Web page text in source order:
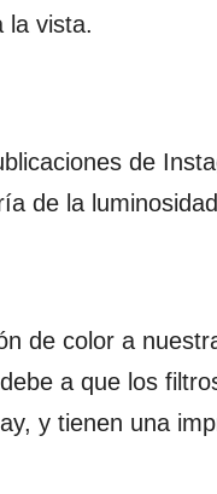
la vista.
de
de la
de color a
a que los
y tienen una